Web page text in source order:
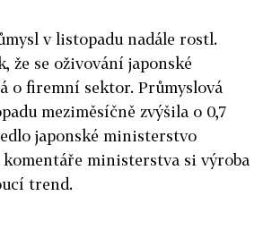
v listopadu nadále rostl.
že se oživování japonské
o firemní sektor. Průmyslová
meziměsíčně zvýšila o 0,7
japonské ministerstvo
komentáře ministerstva si výroba
trend.